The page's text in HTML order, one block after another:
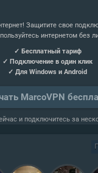
Защитите свое
интернетом без
✓ Бесплатный тариф
✓ Подключение в один клик
✓ Для Windows и Android
MarcoVPN
и подключитесь за